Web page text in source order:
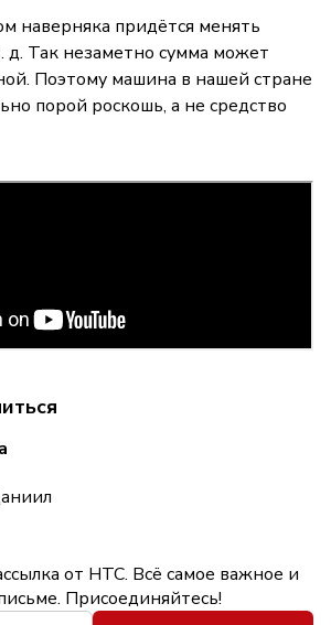
наверняка придётся менять
д. Так незаметно сумма может
Поэтому машина в нашей стране
порой роскошь, а не средство
от НТС. Всё самое важное и
Присоединяйтесь!